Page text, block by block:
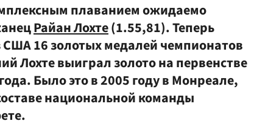
плаванием ожидаемо
Райан Лохте(1.55,81). Теперь
США 16 золотых медалей чемпионатов
Лохте выиграл золото на первенстве
Было это в 2005 году в Монреале,
национальной команды